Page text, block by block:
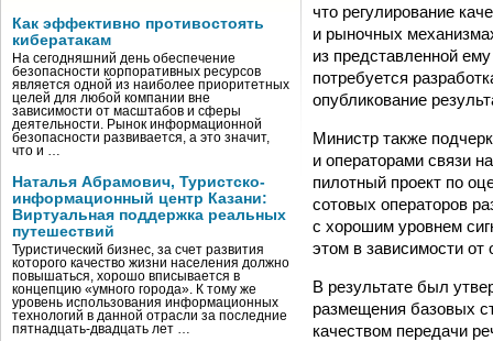
Как эффективно противостоять
кибератакам
На сегодняшний день обеспечение
безопасности корпоративных ресурсов
является одной из наиболее приоритетных
целей для любой компании вне
зависимости от масштабов и сферы
деятельности. Рынок информационной
безопасности развивается, а это значит,
что и …
Наталья Абрамович, Туристско-
информационный центр Казани:
Виртуальная поддержка реальных
путешествий
Туристический бизнес, за счет развития
которого качество жизни населения должно
повышаться, хорошо вписывается в
концепцию «умного города». К тому же
уровень использования информационных
технологий в данной отрасли за последние
пятнадцать-двадцать лет …
что регулирование
и рыночных
из представленной
потребуется
опубликование
Министр также
и операторами связи
пилотный проект по
сотовых операторов
с хорошим уровнем
этом в зависимости от
В результате был
размещения базовых
качеством передачи